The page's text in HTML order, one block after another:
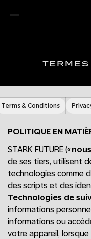
Terms & Conditions
POLITIQUE EN
STARK FUTURE («nous
de ses tiers, utilisent
technologies comme
des scripts et des
Technologies de
informations
informations ou
votre appareil,